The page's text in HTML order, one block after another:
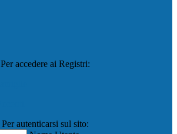
Per accedere ai Registri:
Per autenticarsi sul sito: